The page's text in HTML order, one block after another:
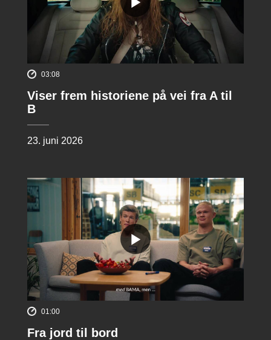
03:08
Viser frem historiene på vei fra A til
B
23. juni 2026
01:00
Fra jord til bord